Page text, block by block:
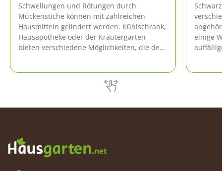
Schwellungen und Rötungen durch
Mückenstiche können mit zahlreichen
Hausmitteln gelindert werden. Kühlschrank,
Hausapotheke oder der Kräutergarten
bieten verschiedene Möglichkeiten, die den
Substanzen antibakterielle Wirkungen
einige